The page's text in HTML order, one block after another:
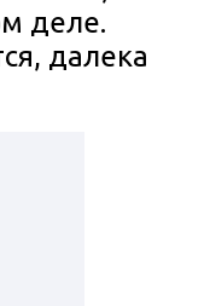
деле.
далека